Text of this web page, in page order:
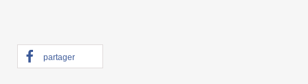
partager